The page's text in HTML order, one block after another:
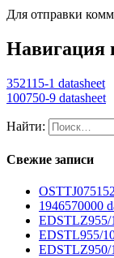
Для отправки
Навигация
352115-1 datasheet
100750-9 datasheet
Найти:
Свежие записи
1946570000
EDSTLZ955/
EDSTL955/
EDSTLZ950/